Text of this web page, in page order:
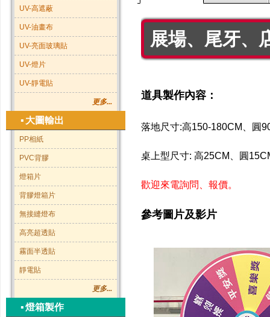
UV-高遮蔽
UV-油畫布
UV-亮面玻璃貼
UV-燈片
UV-靜電貼
更多...
▪ 大圖輸出
PP相紙
PVC背膠
燈箱片
背膠燈箱片
無接縫燈布
高亮超透貼
霧面半透貼
靜電貼
更多...
▪燈箱製作
展場、尾牙、
道具製作內容：
落地尺寸:高150-180CM、圓
桌上型尺寸: 高25CM、圓
歡迎來電詢問、報價。
參考圖片及影片